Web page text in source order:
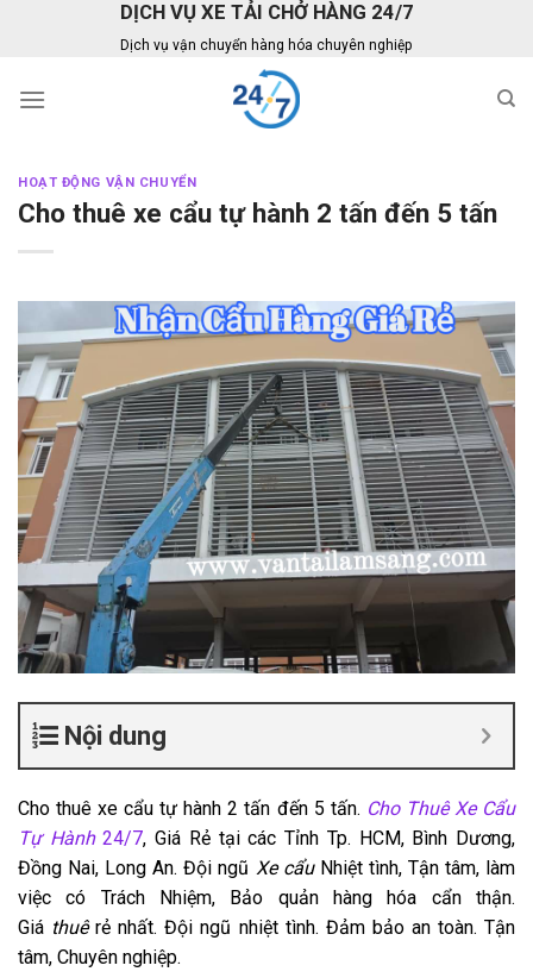
DỊCH VỤ XE TẢI CHỞ HÀNG 24/7
Dịch vụ vận chuyển hàng hóa chuyên nghiệp
HOẠT ĐỘNG VẬN CHUYỂN
Cho thuê xe cẩu tự hành 2 tấn đến 5 tấn
Nội dung
Cho thuê xe cẩu tự hành 2 tấn đến 5 tấn. Cho Thuê Xe Cẩu
Tự Hành24/7, Giá Rẻ tại các Tỉnh Tp. HCM, Bình Dương,
Đồng Nai, Long An. Đội ngũ Xe cẩuNhiệt tình, Tận tâm, làm
việc có Trách Nhiệm, Bảo quản hàng hóa cẩn thận.
Giá thuêrẻ nhất. Đội ngũ nhiệt tình. Đảm bảo an toàn. Tận
tâm, Chuyên nghiệp.